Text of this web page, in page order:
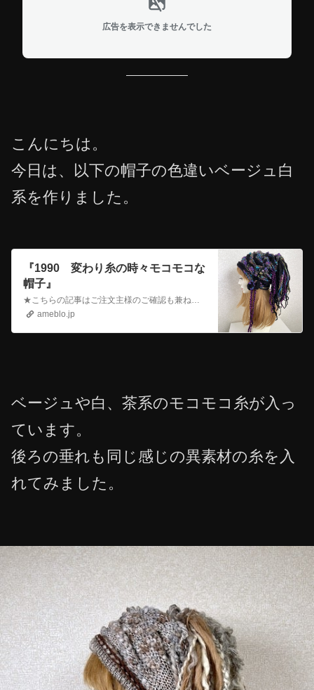
広告を表示できませんでした
こんにちは。
今日は、以下の帽子の色違いベージュ白
系を作りました。
『1990 変わり糸の時々モコモコな
帽子』
★こちらの記事はご注文主様のご確認も兼ねております。 こんにちは、今日は、こちらの帽子の色違いのリクエストを頂き制作いたしました。 変わり糸の時々モコ…
ameblo.jp
ベージュや白、茶系のモコモコ糸が入っ
ています。
後ろの垂れも同じ感じの異素材の糸を入
れてみました。